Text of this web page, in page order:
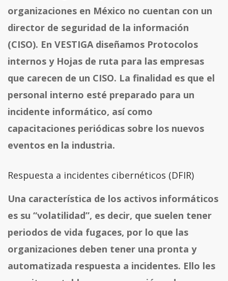
organizaciones en México no cuentan con un
director de seguridad de la información
(CISO). En VESTIGA diseñamos Protocolos
internos y Hojas de ruta para las empresas
que carecen de un CISO. La finalidad es que el
personal interno esté preparado para un
incidente informático, así como
capacitaciones periódicas sobre los nuevos
eventos en la industria.
Respuesta a incidentes cibernéticos (DFIR)
Una característica de los activos informáticos
es su “volatilidad”, es decir, que suelen tener
periodos de vida fugaces, por lo que las
organizaciones deben tener una pronta y
automatizada respuesta a incidentes. Ello les